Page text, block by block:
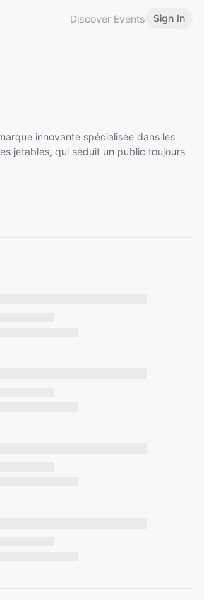
Discover Events Sign In
innovante spécialisée dans les
jetables, qui séduit un public toujours